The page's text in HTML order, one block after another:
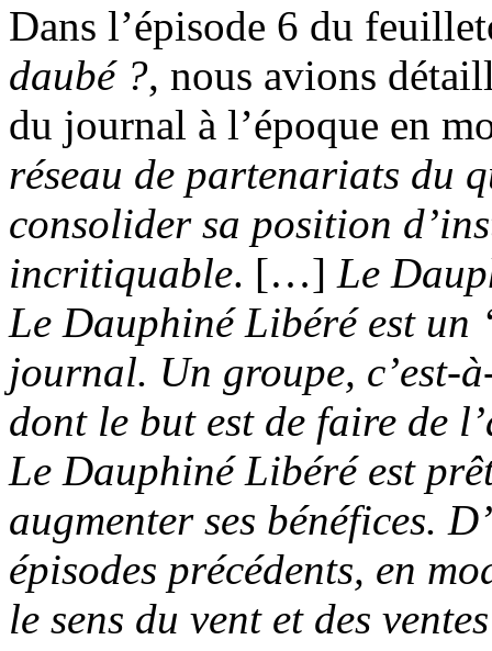
Dans l’épisode 6 du
daubé ?, nous avions
du journal à l’époque en
réseau de partenariats du
consolider sa position
incritiquable. […] Le
Le Dauphiné Libéré est un
journal. Un groupe, c’est-
dont le but est de faire de
Le Dauphiné Libéré est
augmenter ses bénéfices.
épisodes précédents, en
le sens du vent et des